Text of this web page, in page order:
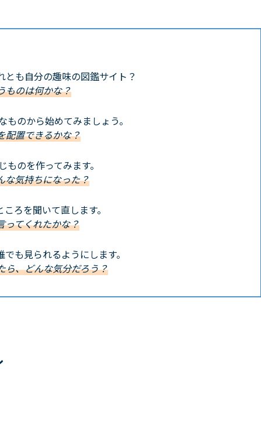
も自分の趣味の図鑑サイト？
ものは何かな？
のから始めてみましょう。
配置できるかな？
のを作ってみます。
な気持ちになった？
ろを聞いて直します。
ってくれたかな？
も見られるようにします。
ら、どんな気分だろう？